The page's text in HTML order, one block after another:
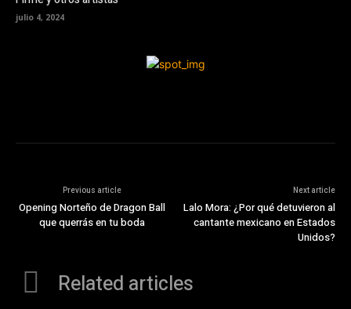
julio 4, 2024
Previous article
Opening Norteño de Dragon Ball
que querrás en tu boda
Next article
Lalo Mora: ¿Por qué detuvieron al
cantante mexicano en Estados
Unidos?
Related articles